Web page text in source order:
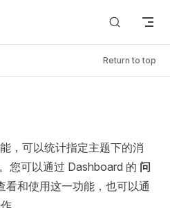
Return to top
，可以统计指定主题下的消
您可以通过 Dashboard 的 问
看和使用这一功能，也可以通
。